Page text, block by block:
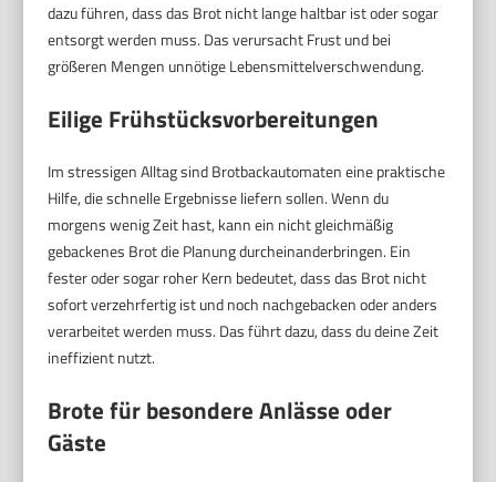
dazu führen, dass das Brot nicht lange haltbar ist oder sogar
entsorgt werden muss. Das verursacht Frust und bei
größeren Mengen unnötige Lebensmittelverschwendung.
Eilige Frühstücksvorbereitungen
Im stressigen Alltag sind Brotbackautomaten eine praktische
Hilfe, die schnelle Ergebnisse liefern sollen. Wenn du
morgens wenig Zeit hast, kann ein nicht gleichmäßig
gebackenes Brot die Planung durcheinanderbringen. Ein
fester oder sogar roher Kern bedeutet, dass das Brot nicht
sofort verzehrfertig ist und noch nachgebacken oder anders
verarbeitet werden muss. Das führt dazu, dass du deine Zeit
ineffizient nutzt.
Brote für besondere Anlässe oder
Gäste